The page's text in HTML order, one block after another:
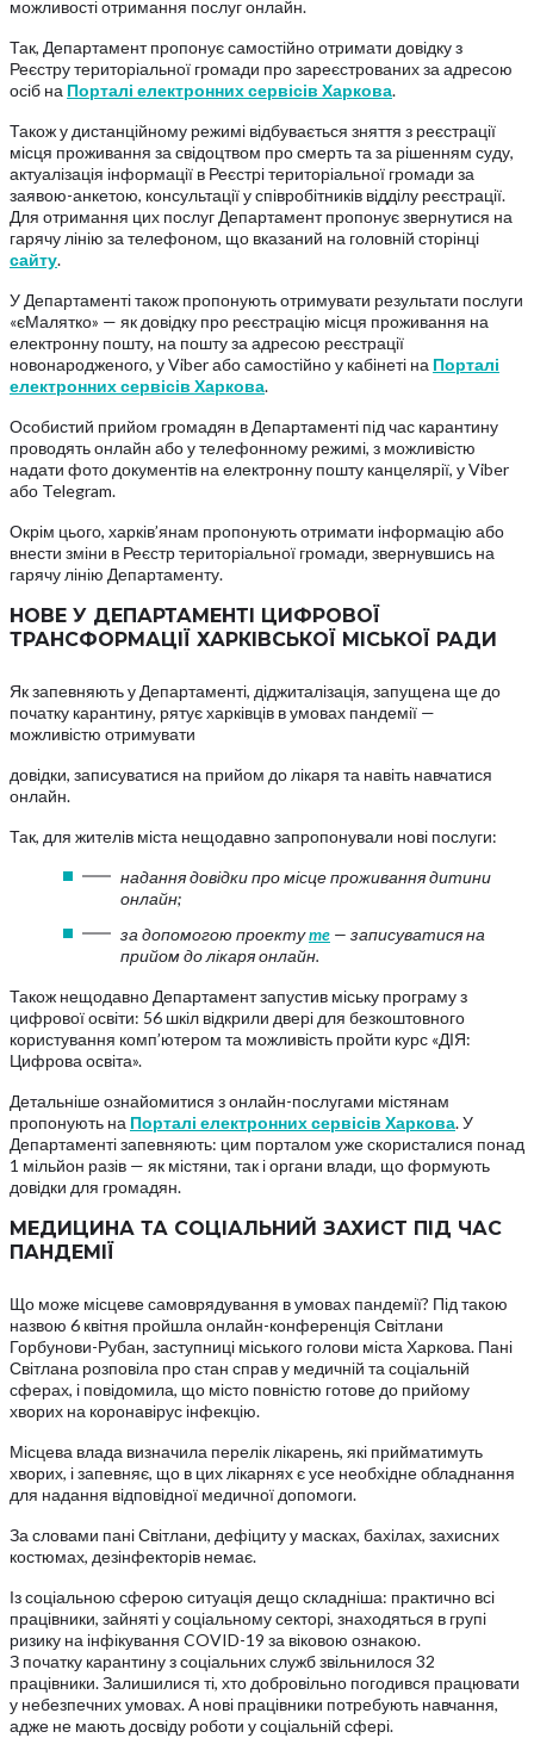
можливості отримання послуг онлайн.
Так, Департамент пропонує самостійно отримати довідку з
Реєстру територіальної громади про зареєстрованих за адресою
осіб на Порталі електронних сервісів Харкова.
Також у дистанційному режимі відбувається зняття з реєстрації
місця проживання за свідоцтвом про смерть та за рішенням суду,
актуалізація інформації в Реєстрі територіальної громади за
заявою-анкетою, консультації у співробітників відділу реєстрації.
Для отримання цих послуг Департамент пропонує звернутися на
гарячу лінію за телефоном, що вказаний на головній сторінці
сайту.
У Департаменті також пропонують отримувати результати послуги
«єМалятко» — як довідку про реєстрацію місця проживання на
електронну пошту, на пошту за адресою реєстрації
новонародженого, у Viber або самостійно у кабінеті на Порталі
електронних сервісів Харкова.
Особистий прийом громадян в Департаменті під час карантину
проводять онлайн або у телефонному режимі, з можливістю
надати фото документів на електронну пошту канцелярії, у Viber
або Telegram.
Окрім цього, харків’янам пропонують отримати інформацію або
внести зміни в Реєстр територіальної громади, звернувшись на
гарячу лінію Департаменту.
НОВЕ У ДЕПАРТАМЕНТІ ЦИФРОВОЇ
ТРАНСФОРМАЦІЇ ХАРКІВСЬКОЇ МІСЬКОЇ РАДИ
Як запевняють у Департаменті, діджиталізація, запущена ще до
початку карантину, рятує харківців в умовах пандемії —
можливістю отримувати
довідки, записуватися на прийом до лікаря та навіть навчатися
онлайн.
Так, для жителів міста нещодавно запропонували нові послуги:
надання довідки про місце проживання дитини
онлайн;
за допомогою проектуme — записуватися на
прийом до лікаря онлайн.
Також нещодавно Департамент запустив міську програму з
цифрової освіти: 56 шкіл відкрили двері для безкоштовного
користування комп’ютером та можливість пройти курс «ДІЯ:
Цифрова освіта».
Детальніше ознайомитися з онлайн-послугами містянам
пропонують на Порталі електронних сервісів Харкова. У
Департаменті запевняють: цим порталом уже скористалися понад
1 мільйон разів — як містяни, так і органи влади, що формують
довідки для громадян.
МЕДИЦИНА ТА СОЦІАЛЬНИЙ ЗАХИСТ ПІД ЧАС
ПАНДЕМІЇ
Що може місцеве самоврядування в умовах пандемії? Під такою
назвою 6 квітня пройшла онлайн-конференція Світлани
Горбунови-Рубан, заступниці міського голови міста Харкова. Пані
Світлана розповіла про стан справ у медичній та соціальній
сферах, і повідомила, що місто повністю готове до прийому
хворих на коронавірус інфекцію.
Місцева влада визначила перелік лікарень, які прийматимуть
хворих, і запевняє, що в цих лікарнях є усе необхідне обладнання
для надання відповідної медичної допомоги.
За словами пані Світлани, дефіциту у масках, бахілах, захисних
костюмах, дезінфекторів немає.
Із соціальною сферою ситуація дещо складніша: практично всі
працівники, зайняті у соціальному секторі, знаходяться в групі
ризику на інфікування COVID-19 за віковою ознакою.
З початку карантину з соціальних служб звільнилося 32
працівники. Залишилися ті, хто добровільно погодився працювати
у небезпечних умовах. А нові працівники потребують навчання,
адже не мають досвіду роботи у соціальній сфері.